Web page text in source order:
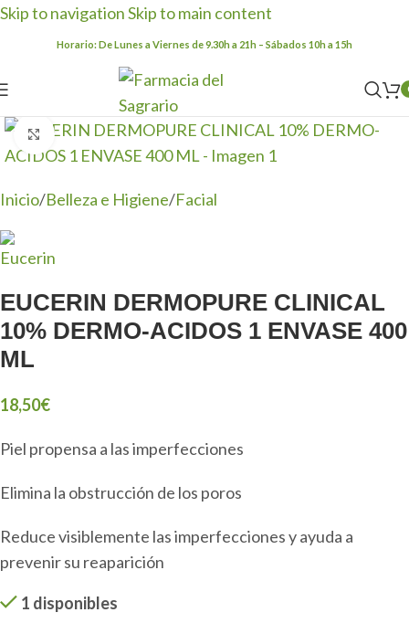
Skip to navigationSkip to main content
Horario: De Lunes a Viernes de 9.30h a 21h – Sábados 10h a 15h
Clic para ampliar
Inicio/Belleza e Higiene/Facial
EUCERIN DERMOPURE CLINICAL
10% DERMO-ACIDOS 1 ENVASE 400
ML
18,50€
Piel propensa a las imperfecciones
Elimina la obstrucción de los poros
Reduce visiblemente las imperfecciones y ayuda a
prevenir su reaparición
1 disponibles